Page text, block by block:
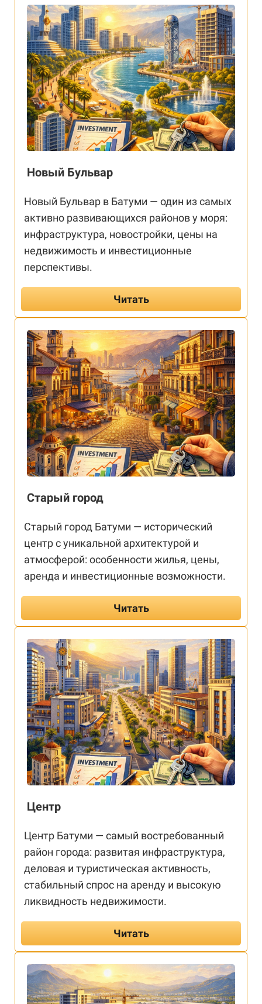
Новый Бульвар
Новый Бульвар в Батуми — один из самых
активно развивающихся районов у моря:
инфраструктура, новостройки, цены на
недвижимость и инвестиционные
перспективы.
Читать
Старый город
Старый город Батуми — исторический
центр с уникальной архитектурой и
атмосферой: особенности жилья, цены,
аренда и инвестиционные возможности.
Читать
Центр
Центр Батуми — самый востребованный
район города: развитая инфраструктура,
деловая и туристическая активность,
стабильный спрос на аренду и высокую
ликвидность недвижимости.
Читать